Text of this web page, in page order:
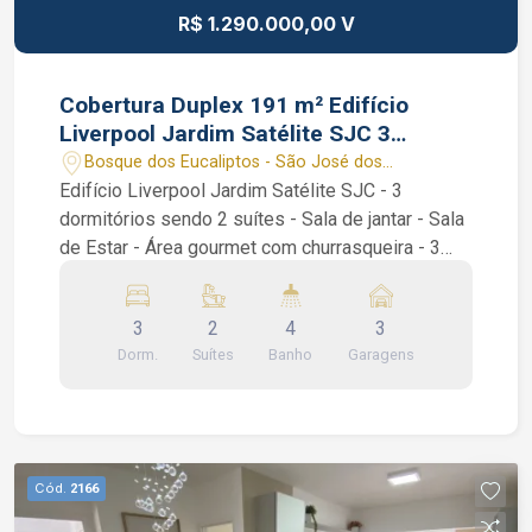
R$ 1.290.000,00 V
Cobertura Duplex 191 m² Edifício
Liverpool Jardim Satélite SJC 3
dormitórios 2 suítes
Bosque dos Eucaliptos - São José dos
Campos/SP
Edifício Liverpool Jardim Satélite SJC - 3
dormitórios sendo 2 suítes - Sala de jantar - Sala
de Estar - Área gourmet com churrasqueira - 3
americana com armários planejados, sala de 2
ambientes, varanda fechada em vidro, 1 suíte
com armários banheira de hidromassagem e
lazer conta com piscina, playground, salão de
jogos, academia, quadra, churrasqueira,
3
Dorm.
2
Suítes
4
Banho
3
Garagens
Cód. 2166